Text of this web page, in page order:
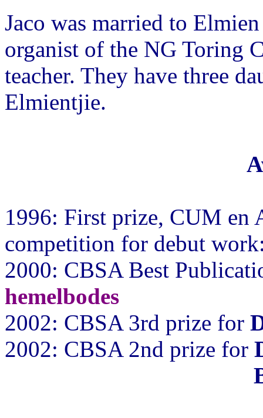
Jaco was married to
organist of the NG Toring
teacher. They have three
Elmientjie.
1996: First prize, CUM en
competition for debut
2000: CBSA Best
hemelbodes
2002: CBSA 3rd prize for
2002: CBSA 2nd prize for